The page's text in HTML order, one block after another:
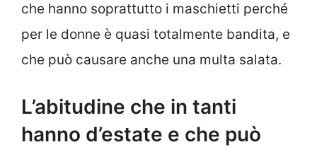
che hanno soprattutto i maschietti perché
per le donne è quasi totalmente bandita, e
che può causare anche una multa salata.
L’abitudine che in tanti
hanno d’estate e che può